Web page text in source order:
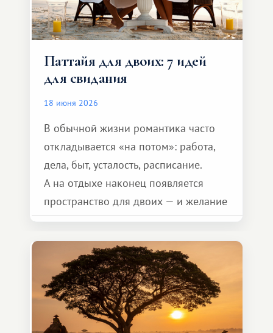
Паттайя для двоих: 7 идей
для свидания
18 июня 2026
В обычной жизни романтика часто
откладывается «на потом»: работа,
дела, быт, усталость, расписание.
А на отдыхе наконец появляется
пространство для двоих — и желание
сделать для близкого человека что-то
особенное. Не обязательно
масштабное, но тёплое
и запоминающееся :)